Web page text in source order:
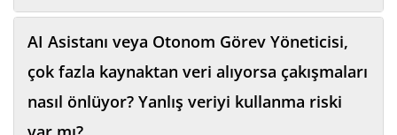
AI Asistanı veya Otonom Görev Yöneticisi,
çok fazla kaynaktan veri alıyorsa çakışmaları
nasıl önlüyor? Yanlış veriyi kullanma riski